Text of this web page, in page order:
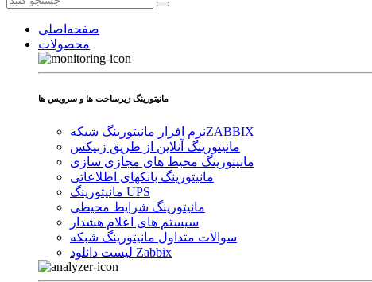
صفحه‌اصلی
محصولات
مانیتورینگ زیرساخت ها و سرویس ها
نرم افزار مانیتورینگ شبکهZABBIX
مانیتورینگ آنلاین از طریق زبیکس
مانیتورینگ محیط های مجازی سازی
مانیتورینگ بانکهای اطلاعاتی
مانیتورینگ UPS
مانیتورینگ شرایط محیطی
سیستم های اعلام هشدار
سوالات متداول مانیتورینگ شبکه
لیست دانلود Zabbix